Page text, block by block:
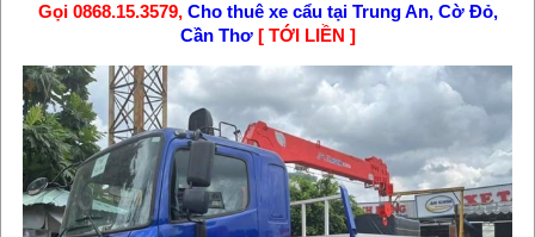
Gọi 0868.15.3579, Cho thuê xe cẩu tại Trung An, Cờ Đỏ,
Cần Thơ[ TỚI LIỀN ]